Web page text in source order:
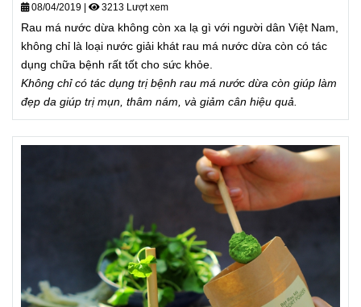
08/04/2019 | 3213 Lượt xem
Rau má nước dừa không còn xa lạ gì với người dân Việt Nam,
không chỉ là loại nước giải khát rau má nước dừa còn có tác
dụng chữa bệnh rất tốt cho sức khỏe.
Không chỉ có tác dụng trị bệnh rau má nước dừa còn giúp làm
đẹp da giúp trị mụn, thâm nám, và giảm cân hiệu quả.